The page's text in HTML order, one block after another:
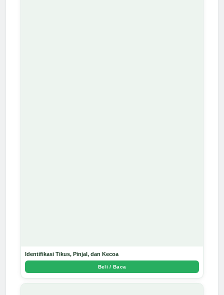
Identifikasi Tikus, Pinjal, dan Kecoa
Beli / Baca